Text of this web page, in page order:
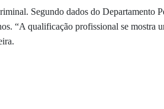
Segundo dados do Departamento
“A qualificação profissional se mostra